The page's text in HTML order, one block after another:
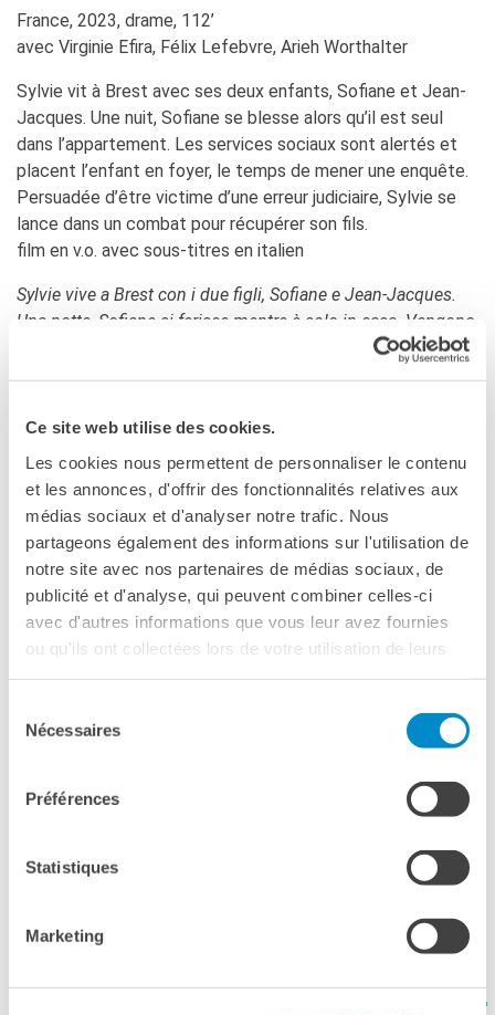
Ce site web utilise des cookies.
Les cookies nous permettent de personnaliser le contenu
et les annonces, d'offrir des fonctionnalités relatives aux
médias sociaux et d'analyser notre trafic. Nous
partageons également des informations sur l'utilisation de
notre site avec nos partenaires de médias sociaux, de
publicité et d'analyse, qui peuvent combiner celles-ci
avec d'autres informations que vous leur avez fournies
ou qu'ils ont collectées lors de votre utilisation de leurs
Nécessaires
Préférences
Statistiques
Marketing
Coopération universitaire
Séjours linguistiques en
Étudier en France
PARTENARIATS
Le cercle des amis
QUI SOMMES-NOUS ?
Contatti
Où sommes nous ?
La Carte Institut français
Offres d'emplois/stages
Autres institutions
françaises
RECHERCHER
France, 2023, drame, 112’
avec Virginie Efira, Félix Lefebvre, Arieh Worthalter
Sylvie vit à Brest avec ses deux enfants, Sofiane et Jean-
Jacques. Une nuit, Sofiane se blesse alors qu’il est seul
dans l’appartement. Les services sociaux sont alertés et
placent l’enfant en foyer, le temps de mener une enquête.
Persuadée d’être victime d’une erreur judiciaire, Sylvie se
lance dans un combat pour récupérer son fils.
film en v.o. avec sous-titres en italien
Sylvie vive a Brest con i due figli, Sofiane e Jean-Jacques.
Una notte, Sofiane si ferisce mentre è solo in casa. Vengono
allertati i servizi sociali, che affidano il bambino a una casa
lancia in una lotta nel tentativo di riprendersi il bambino.
VERSIONE FRANCESE CON SOTTOTITOLI
IN ITALIANO
Pleaseaccept marketing-cookiesto watch this video.
Acquista online e salta la coda:
CREA UN ACCOUNT > PAGA DA
ENTRA IN SALA PRESENTANDO IL